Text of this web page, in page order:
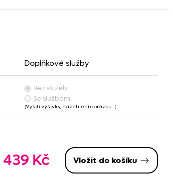
Doplňkové služby
Bez služeb
Se službami
(Vyšití výšivky, nažehlení obrázku…)
439 Kč Vložit do košíku